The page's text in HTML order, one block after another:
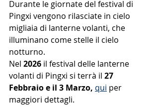
Durante le giornate del festival di
Pingxi vengono rilasciate in cielo
migliaia di lanterne volanti, che
illuminano come stelle il cielo
notturno.
Nel 2026 il festival delle lanterne
volanti di Pingxi si terrà il 27
Febbraio e il 3 Marzo, qui per
maggiori dettagli.